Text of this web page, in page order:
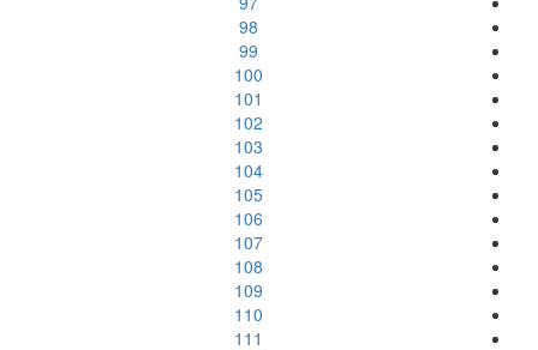
98
99
100
101
102
103
104
105
106
107
108
109
110
111